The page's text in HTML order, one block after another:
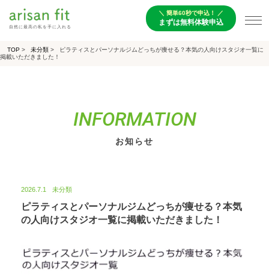
＼ 簡単60秒で申込！ ／
まずは無料体験申込
自然に最高の私を手に入れる
TOP > 未分類 >
ピラティスとパーソナルジムどっちが痩せる？本気の人向けスタジオ一覧に
掲載いただきました！
INFORMATION
お知らせ
2026.7.1 未分類
ピラティスとパーソナルジムどっちが痩せる？本気
の人向けスタジオ一覧に掲載いただきました！